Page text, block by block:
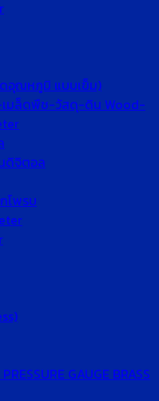
อุณหภูมิ แบบเข็ม)
เมล็ดพืช-วัสดุ-ดิน Wood-
ดิจิตอล
โพรบ
GAUGE BRASS